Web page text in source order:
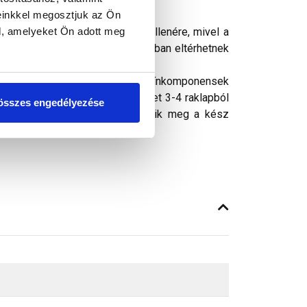
megosztjuk az Ön
amelyeket Ön adott meg
engedélyezése
megjelenítését. Ennek ellenére, mivel a
látható színek árnyalataikban eltérhetnek
termékek) a felhasznált színkomponensek
az ilyen felületű termékeket 3-4 raklapból
egységes formában jelenik meg a kész